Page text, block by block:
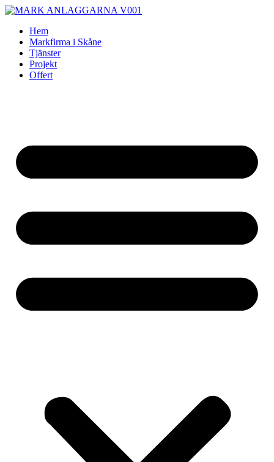
Skip
contentHem
Markfirma i Skåne
Tjänster
Projekt
Offert